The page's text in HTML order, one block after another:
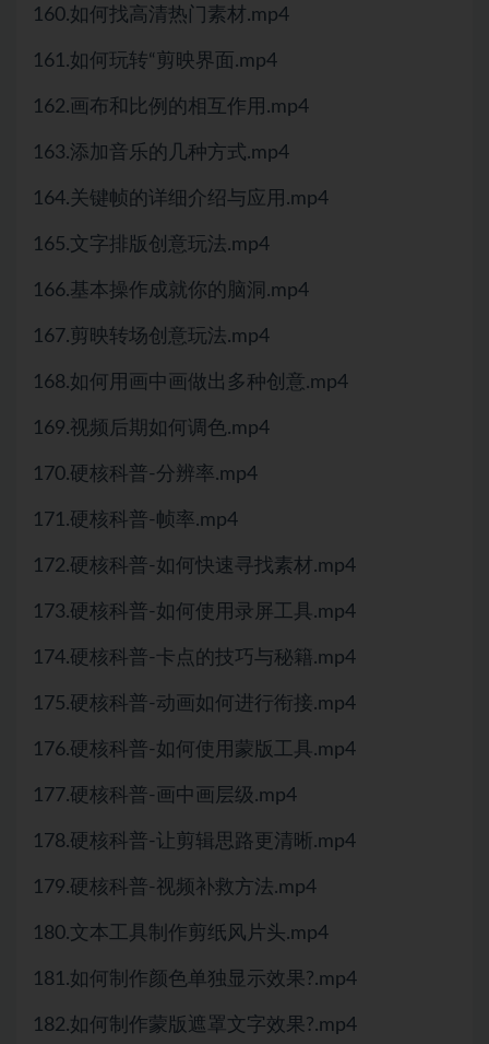
160.如何找高清热门素材.mp4
161.如何玩转“剪映界面.mp4
162.画布和比例的相互作用.mp4
163.添加音乐的几种方式.mp4
164.关键帧的详细介绍与应用.mp4
165.文字排版创意玩法.mp4
166.基本操作成就你的脑洞.mp4
167.剪映转场创意玩法.mp4
168.如何用画中画做出多种创意.mp4
169.视频后期如何调色.mp4
170.硬核科普-分辨率.mp4
171.硬核科普-帧率.mp4
172.硬核科普-如何快速寻找素材.mp4
173.硬核科普-如何使用录屏工具.mp4
174.硬核科普-卡点的技巧与秘籍.mp4
175.硬核科普-动画如何进行衔接.mp4
176.硬核科普-如何使用蒙版工具.mp4
177.硬核科普-画中画层级.mp4
178.硬核科普-让剪辑思路更清晰.mp4
179.硬核科普-视频补救方法.mp4
180.文本工具制作剪纸风片头.mp4
181.如何制作颜色单独显示效果?.mp4
182.如何制作蒙版遮罩文字效果?.mp4